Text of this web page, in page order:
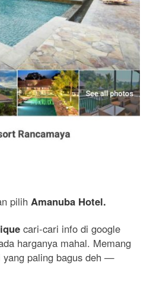
pilih Amanuba Hotel.
cari-cari info di google
harganya mahal. Memang
yang paling bagus deh —